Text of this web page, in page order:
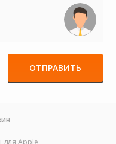
ОТПРАВИТЬ
для Apple